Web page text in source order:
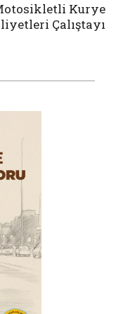
Kurye
Çalıştayı